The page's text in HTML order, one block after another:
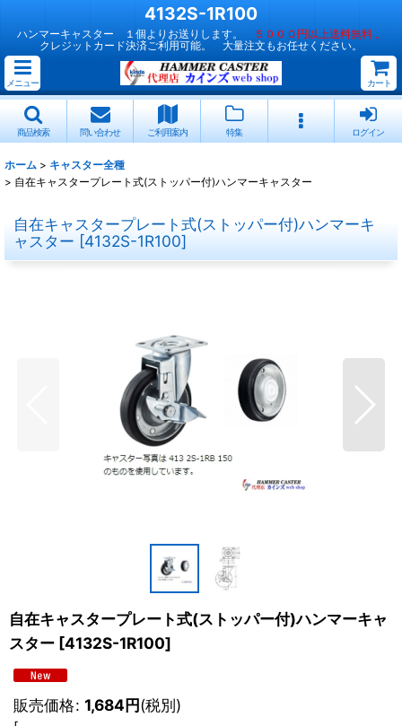
4132S-1R100
ハンマーキャスター １個よりお送りします。
５０００円以上送料無料 。
クレジットカード決済ご利用可能。 大量注文もお任せください。
メニュー カート
商品検索 問い合わせ ご利用案内 特集 ログイン
ホーム > キャスター全種
> 自在キャスタープレート式(ストッパー付)ハンマーキャスター
自在キャスタープレート式(ストッパー付)ハンマーキ
ャスター [4132S-1R100]
自在キャスタープレート式(ストッパー付)ハンマーキャ
スター [4132S-1R100]
販売価格: 1,684円(税別)